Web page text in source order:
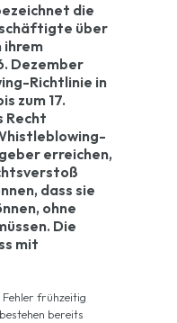
die
über
ihrem
Dezember
Richtlinie in
zum 17.
Recht
erreichen,
dass sie
ohne
Die
mit
Fehler frühzeitig
bereits